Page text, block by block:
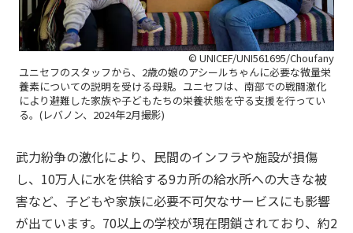
© UNICEF/UNI561695/Choufany
ユニセフのスタッフから、2歳の娘のアシールちゃんに必要な微量栄
養素についての説明を受ける母親。ユニセフは、南部での戦闘激化
により避難した家族や子どもたちの栄養状態を守る支援を行ってい
る。(レバノン、2024年2月撮影)
武力紛争の激化により、民間のインフラや施設が損傷
し、10万人に水を供給する9カ所の給水所への大きな被
害など、子どもや家族に必要不可欠なサービスにも影響
が出ています。70以上の学校が現在閉鎖されており、約2